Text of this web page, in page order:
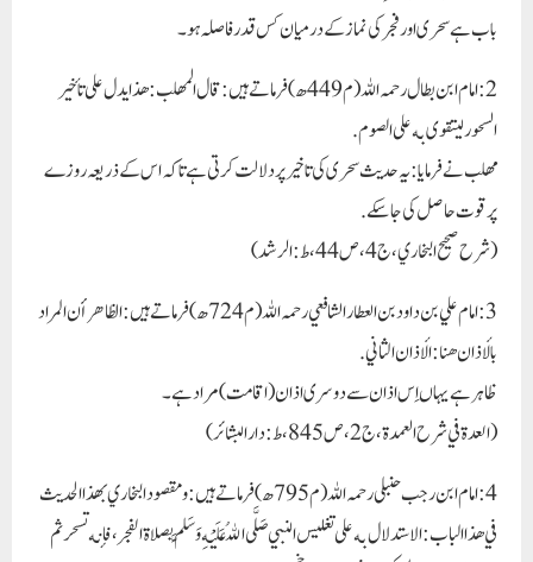
باب ہے سحری اور فجر کی نماز کے درمیان کس قدر فاصلہ ہو۔
2: امام ابن بطال رحمہ اللہ (م449ھ) فرماتے ہیں: قال المهلب: هذا يدل على تأخير
السحور ليتقوى به على الصوم.
مھلب نے فرمایا: یہ حدیث سحری کی تاخیر پر دلالت کرتی ہے تاکہ اس کے ذریعہ روزے
پر قوت حاصل کی جاسکے.
(شرح صحيح البخاري، ج4، ص44، ط: الرشد)
3: امام علي بن داود بن العطار الشافعي رحمہ اللہ (م724ھ) فرماتے ہیں: الظاهر أن المراد
بالأذان هنا: الأذان الثاني.
ظاہر ہے یہاں اِس اذان سے دوسری اذان (اقامت) مراد ہے۔
(العدة في شرح العمدة، ج2، ص845، ط: دار البشائر)
4: امام ابن رجب حنبلی رحمہ اللہ (م795ھ) فرماتے ہیں: ومقصود البخاري بهذا الحديث
في هذا الباب: الاستدلال به على تغليس النبي صَلَّى اللهُ عَلَيْهِ وَسَلَّمَ بصلاة الفجر، فإنه تسحر ثم